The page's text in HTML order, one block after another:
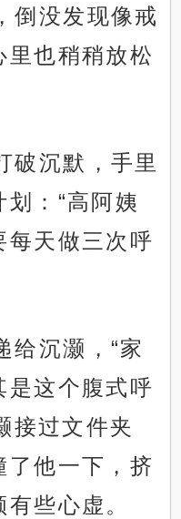
倒没发现像戒
里也稍稍放松
破沉默，手里
：“高阿姨
每天做三次呼
给沉灏，“家
是这个腹式呼
接过文件夹
了他一下，挤
些心虚。